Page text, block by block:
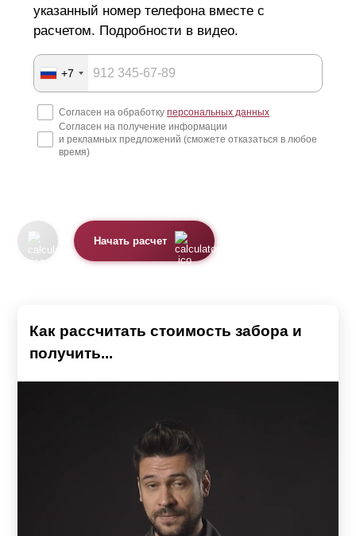
указанный номер телефона вместе с
расчетом. Подробности в видео.
+7
Согласен на обработку персональных данных
Согласен на получение информации
и рекламных предложений (сможете отказаться в любое
время)
Начать расчет
Как рассчитать стоимость забора и
получить...